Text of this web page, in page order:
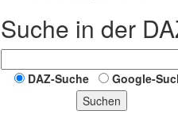
Suche in der
DAZ-Suche
Google-
Suchen